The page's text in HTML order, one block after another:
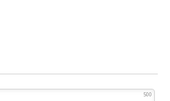
500